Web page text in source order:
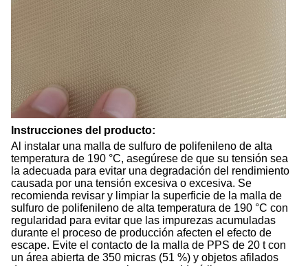
Instrucciones del producto:
Al instalar una malla de sulfuro de polifenileno de alta
temperatura de 190 °C, asegúrese de que su tensión sea
la adecuada para evitar una degradación del rendimiento
causada por una tensión excesiva o excesiva. Se
recomienda revisar y limpiar la superficie de la malla de
sulfuro de polifenileno de alta temperatura de 190 °C con
regularidad para evitar que las impurezas acumuladas
durante el proceso de producción afecten el efecto de
escape. Evite el contacto de la malla de PPS de 20 t con
un área abierta de 350 micras (51 %) y objetos afilados